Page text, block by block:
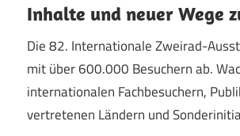
Inhalte und neuer Wege
Die 82. Internationale Zweirad-
mit über 600.000 Besuchern ab.
internationalen Fachbesuchern,
vertretenen Ländern und